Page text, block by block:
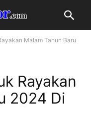
Malam Tahun Baru
Rayakan
2024 Di